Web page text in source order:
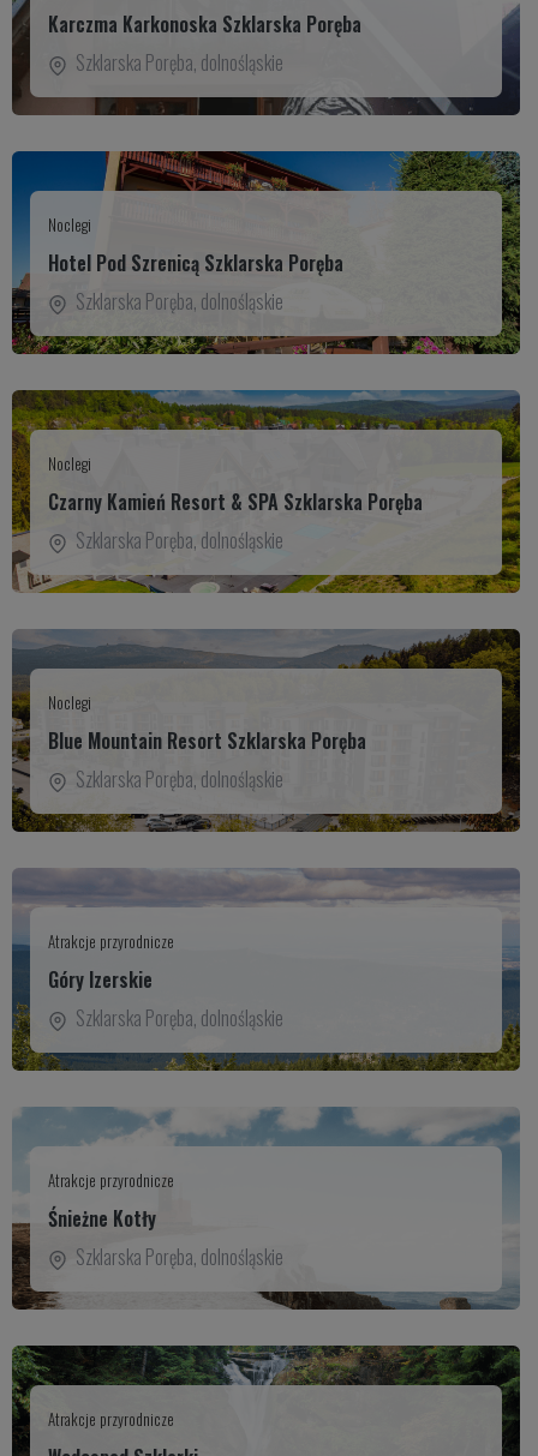
Karczma Karkonoska Szklarska Poręba
Szklarska Poręba, dolnośląskie
Noclegi
Hotel Pod Szrenicą Szklarska Poręba
Szklarska Poręba, dolnośląskie
Noclegi
Czarny Kamień Resort & SPA Szklarska Poręba
Szklarska Poręba, dolnośląskie
Noclegi
Blue Mountain Resort Szklarska Poręba
Szklarska Poręba, dolnośląskie
Atrakcje przyrodnicze
Góry Izerskie
Szklarska Poręba, dolnośląskie
Atrakcje przyrodnicze
Śnieżne Kotły
Szklarska Poręba, dolnośląskie
Atrakcje przyrodnicze